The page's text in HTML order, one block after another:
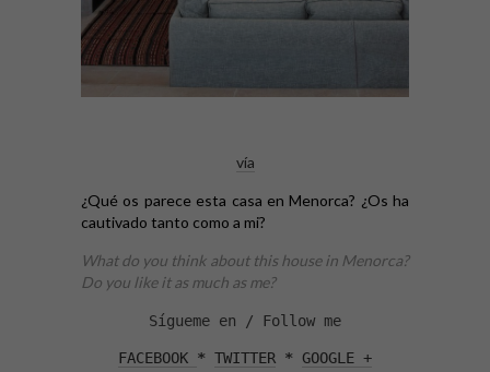
vía
¿Qué os parece esta casa en Menorca? ¿Os ha
cautivado tanto como a mi?
What do you think about this house in Menorca?
Do you like it as much as me?
Sígueme en / Follow me
FACEBOOK * TWITTER * GOOGLE +